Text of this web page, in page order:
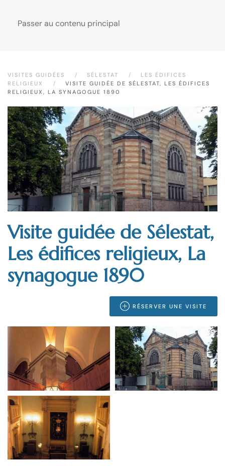
Passer au contenu principal
VISITES GUIDÉES SÉLESTAT
LES ÉDIFICES
RELIGIEUX
VISITE GUIDÉE DE SÉLESTAT, LES ÉDIFICES
RELIGIEUX, LA SYNAGOGUE 1890
Visite guidée de Sélestat,
Les édifices religieux, La
synagogue 1890
RÉSERVER UNE VISITE